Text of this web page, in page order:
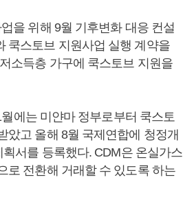
을 위해 9월 기후변화 대응 컨설
쿡스토브 지원사업 실행 계약을
소득층 가구에 쿡스토브 지원을
에는 미얀마 정부로부터 쿡스토
았고 올해 8월 국제연합에 청정개
서를 등록했다. CDM은 온실가스
로 전환해 거래할 수 있도록 하는